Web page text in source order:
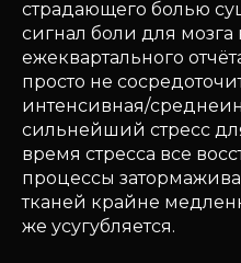
страдающего болью
сигнал боли для мозга
ежеквартального
просто не
интенсивная/
сильнейший стресс
время стресса все
процессы
тканей крайне
же усугубляется.